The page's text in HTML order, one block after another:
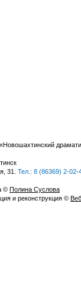
31. Тел.: 8 (86369) 2-02-
© Полина Суслова
и реконструкция ©